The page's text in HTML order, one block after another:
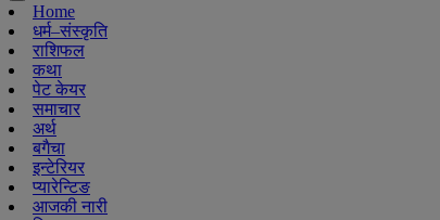
Home
धर्म–संस्कृति
राशिफल
कथा
पेट केयर
समाचार
अर्थ
बगैचा
इन्टेरियर
प्यारेन्टिङ
आजकी नारी